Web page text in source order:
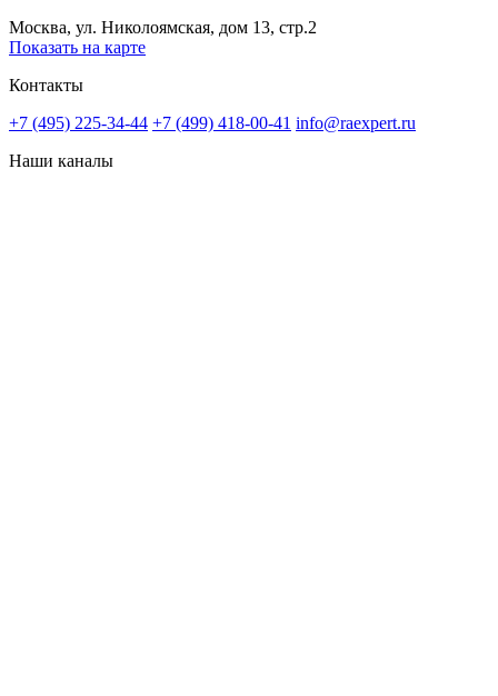
Москва, ул. Николоямская, дом 13, стр.2
Показать на карте
Контакты
+7 (495) 225-34-44 +7 (499) 418-00-41 info@raexpert.ru
Наши каналы